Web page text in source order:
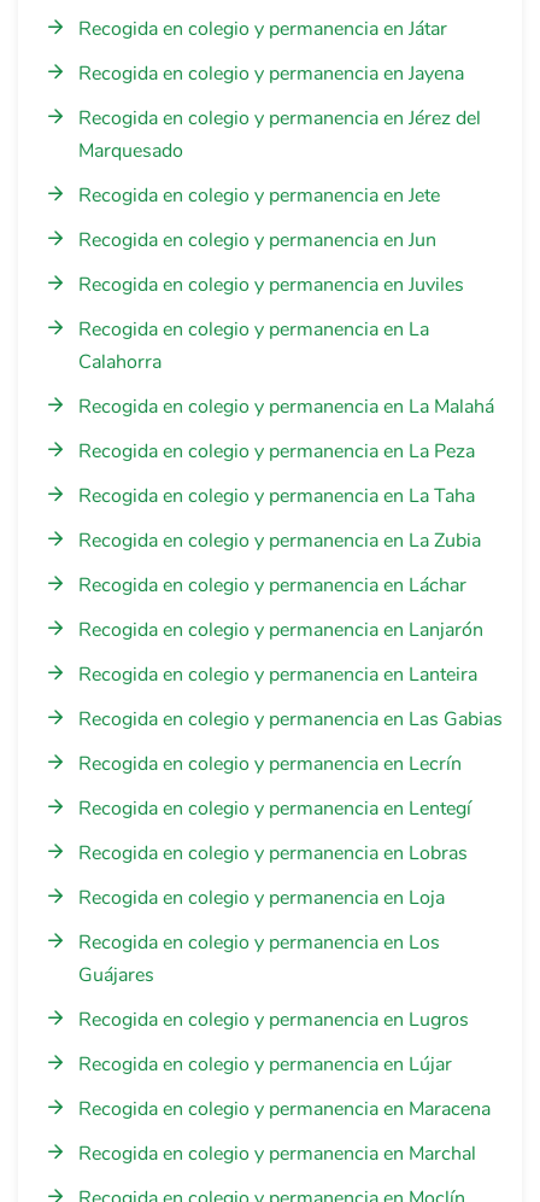
Recogida en colegio y permanencia en Játar
Recogida en colegio y permanencia en Jayena
Recogida en colegio y permanencia en Jérez del
Marquesado
Recogida en colegio y permanencia en Jete
Recogida en colegio y permanencia en Jun
Recogida en colegio y permanencia en Juviles
Recogida en colegio y permanencia en La
Calahorra
Recogida en colegio y permanencia en La Malahá
Recogida en colegio y permanencia en La Peza
Recogida en colegio y permanencia en La Taha
Recogida en colegio y permanencia en La Zubia
Recogida en colegio y permanencia en Láchar
Recogida en colegio y permanencia en Lanjarón
Recogida en colegio y permanencia en Lanteira
Recogida en colegio y permanencia en Las Gabias
Recogida en colegio y permanencia en Lecrín
Recogida en colegio y permanencia en Lentegí
Recogida en colegio y permanencia en Lobras
Recogida en colegio y permanencia en Loja
Recogida en colegio y permanencia en Los
Guájares
Recogida en colegio y permanencia en Lugros
Recogida en colegio y permanencia en Lújar
Recogida en colegio y permanencia en Maracena
Recogida en colegio y permanencia en Marchal